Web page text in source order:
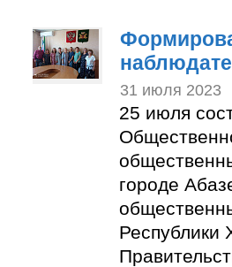
31 июля 2023
25 июля
городе
Республики